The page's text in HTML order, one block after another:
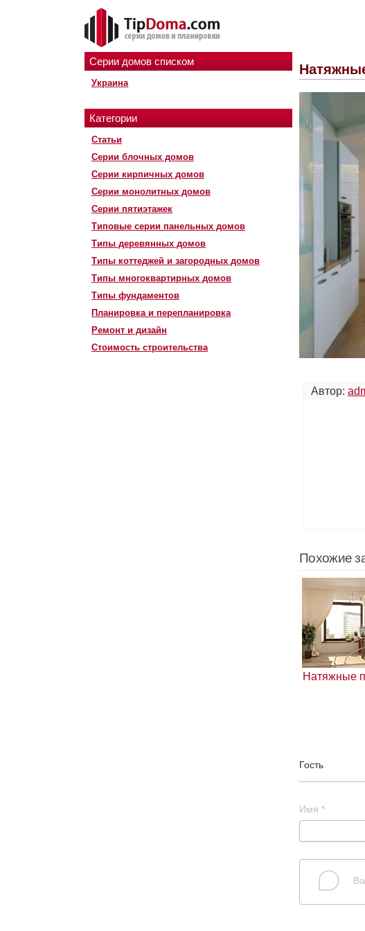
Серии домов списком
Украина
Категории
Статьи
Серии блочных домов
Серии кирпичных домов
Серии монолитных домов
Серии пятиэтажек
Типовые серии панельных домов
Типы деревянных домов
Типы коттеджей и загородных домов
Типы многоквартирных домов
Типы фундаментов
Планировка и перепланировка
Ремонт и дизайн
Стоимость строительства
Автор:
Похожие
Натяжные
Гость
Имя *